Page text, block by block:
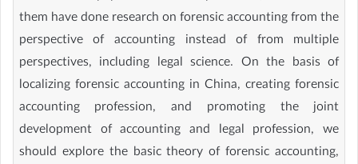
them have done research on forensic accounting from the
perspective of accounting instead of from multiple
perspectives, including legal science. On the basis of
localizing forensic accounting in China, creating forensic
accounting profession, and promoting the joint
development of accounting and legal profession, we
should explore the basic theory of forensic accounting,